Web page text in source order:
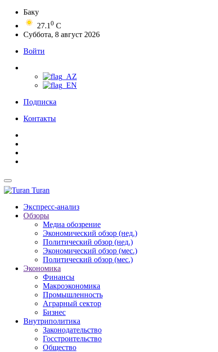
Баку
27.1 0 C
Суббота, 8 август 2026
Войти
Подписка
Контакты
Turan
Экспресс-анализ
Обзоры
Медиа обозрение
Экономический обзор (нед.)
Политический обзор (нед.)
Экономический обзор (мес.)
Политический обзор (мес.)
Экономика
Финансы
Макроэкономика
Промышленность
Аграрный сектор
Бизнес
Внутриполитика
Законодательство
Госстроительство
Общество